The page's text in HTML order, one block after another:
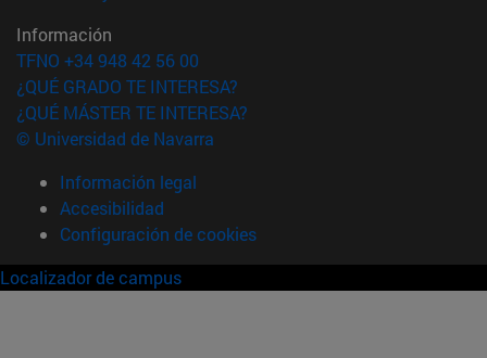
Información
TFNO +34 948 42 56 00
¿QUÉ GRADO TE INTERESA?
¿QUÉ MÁSTER TE INTERESA?
© Universidad de Navarra
Información legal
Accesibilidad
Configuración de cookies
Localizador de campus